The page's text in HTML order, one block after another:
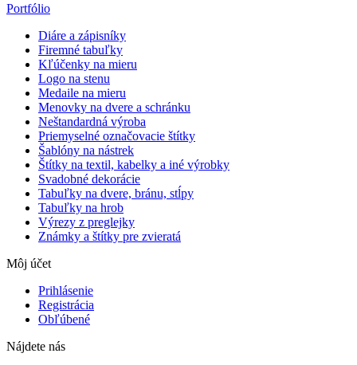
Portfólio
Diáre a zápisníky
Firemné tabuľky
Kľúčenky na mieru
Logo na stenu
Medaile na mieru
Menovky na dvere a schránku
Neštandardná výroba
Priemyselné označovacie štítky
Šablóny na nástrek
Štítky na textil, kabelky a iné výrobky
Svadobné dekorácie
Tabuľky na dvere, bránu, stĺpy
Tabuľky na hrob
Výrezy z preglejky
Známky a štítky pre zvieratá
Môj účet
Prihlásenie
Registrácia
Obľúbené
Nájdete nás